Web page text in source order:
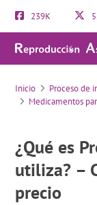
239K
Inicio Proceso de
Medicamentos
¿Qué es
utiliza? –
precio